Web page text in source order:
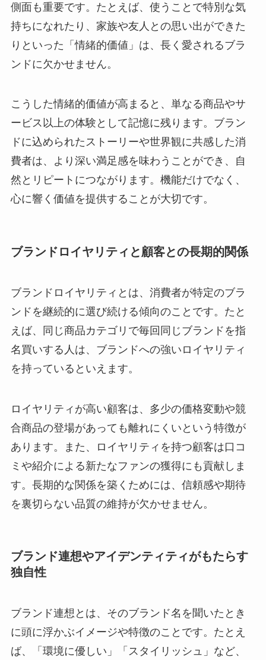
側面も重要です。たとえば、使うことで特別な気
持ちになれたり、家族や友人との思い出ができた
りといった「情緒的価値」は、長く愛されるブラ
ンドに欠かせません。
こうした情緒的価値が高まると、単なる商品やサ
ービス以上の体験として記憶に残ります。ブラン
ドに込められたストーリーや世界観に共感した消
費者は、より深い満足感を味わうことができ、自
然とリピートにつながります。機能だけでなく、
心に響く価値を提供することが大切です。
ブランドロイヤリティと顧客との長期的関係
ブランドロイヤリティとは、消費者が特定のブラ
ンドを継続的に選び続ける傾向のことです。たと
えば、同じ商品カテゴリで毎回同じブランドを指
名買いする人は、ブランドへの強いロイヤリティ
を持っているといえます。
ロイヤリティが高い顧客は、多少の価格変動や競
合商品の登場があっても離れにくいという特徴が
あります。また、ロイヤリティを持つ顧客は口コ
ミや紹介による新たなファンの獲得にも貢献しま
す。長期的な関係を築くためには、信頼感や期待
を裏切らない品質の維持が欠かせません。
ブランド連想やアイデンティティがもたらす
独自性
ブランド連想とは、そのブランド名を聞いたとき
に頭に浮かぶイメージや特徴のことです。たとえ
ば、「環境に優しい」「スタイリッシュ」など、